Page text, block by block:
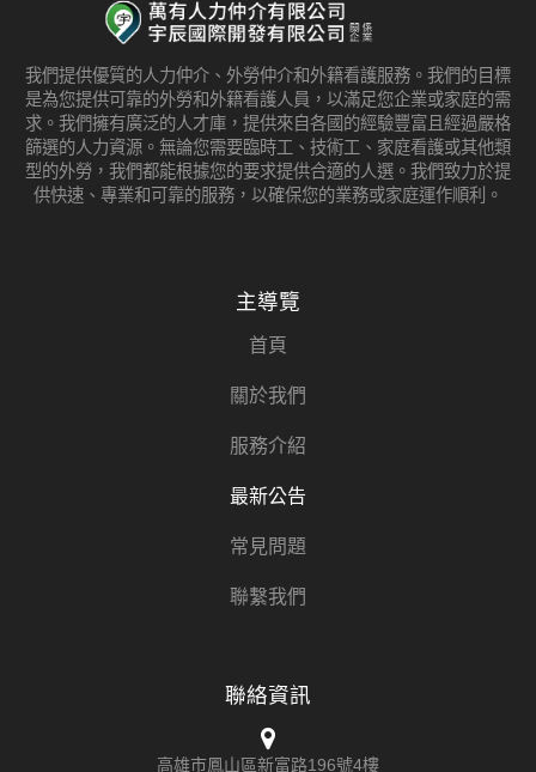
我們提供優質的人力仲介、外勞仲介和外籍看護服務。我們的目標
是為您提供可靠的外勞和外籍看護人員，以滿足您企業或家庭的需
求。我們擁有廣泛的人才庫，提供來自各國的經驗豐富且經過嚴格
篩選的人力資源。無論您需要臨時工、技術工、家庭看護或其他類
型的外勞，我們都能根據您的要求提供合適的人選。我們致力於提
供快速、專業和可靠的服務，以確保您的業務或家庭運作順利。
主導覽
首頁
關於我們
服務介紹
最新公告
常見問題
聯繫我們
聯絡資訊
高雄市鳳山區新富路196號4樓